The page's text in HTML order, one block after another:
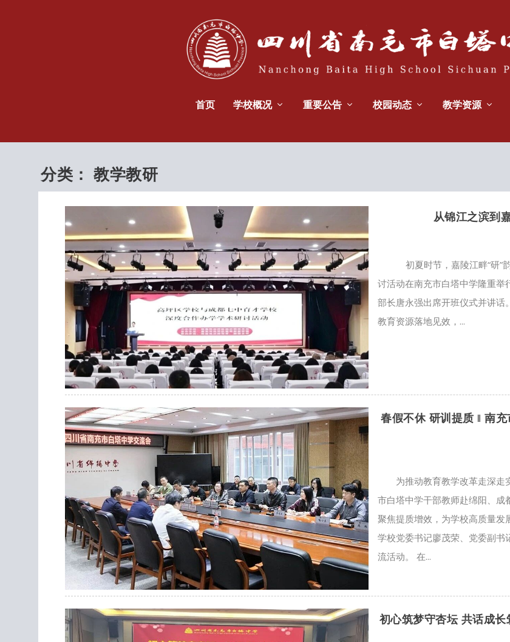
首页 学校概况 重要公告 校园动态 教学资源
分类：教学教研
从锦江之滨到
初夏时节，嘉陵江畔“研”
讨活动在南充市白塔中学隆重
部长唐永强出席开班仪式并讲
教育资源落地见效，...
春假不休 研训提质 ‖ 南
为推动教育教学改革走深
市白塔中学干部教师赴绵阳、
聚焦提质增效，为学校高质量
学校党委书记廖茂荣、党委副
流活动。 在...
初心筑梦守杏坛 共话成